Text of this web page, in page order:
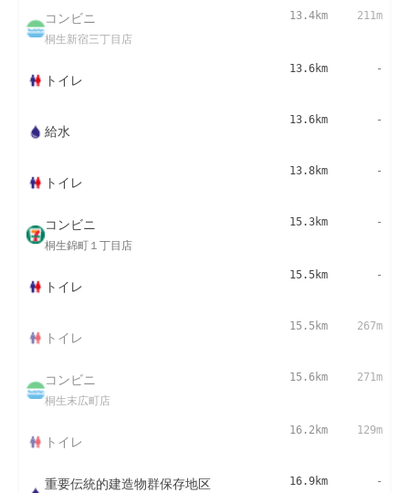
コンビニ
桐生新宿三丁目店
13.4km 211m
トイレ
13.6km -
給水
13.6km -
トイレ
13.8km -
コンビニ
桐生錦町１丁目店
15.3km -
トイレ
15.5km -
トイレ
15.5km 267m
コンビニ
桐生末広町店
15.6km 271m
トイレ
16.2km 129m
重要伝統的建造物群保存地区 16.9km -